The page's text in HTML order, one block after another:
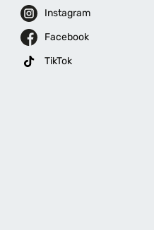
Instagram
Facebook
TikTok